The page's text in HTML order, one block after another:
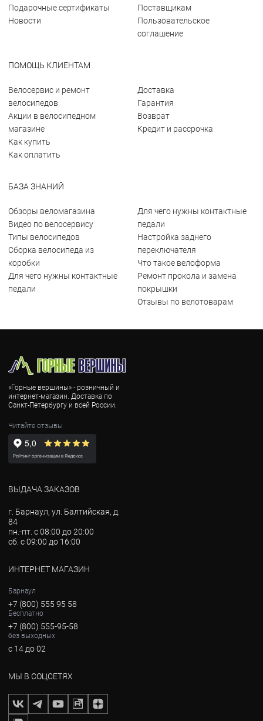
Подарочные сертификаты
Новости
Поставщикам
Пользовательское
соглашение
ПОМОЩЬ КЛИЕНТАМ
Велосервис и ремонт
велосипедов
Акции в велосипедном
магазине
Как купить
Как оплатить
Доставка
Гарантия
Возврат
Кредит и рассрочка
БАЗА ЗНАНИЙ
Обзоры веломагазина
Видео по велосервису
Типы велосипедов
Сборка велосипеда из
коробки
Для чего нужны контактные
педали
Для чего нужны контактные
педали
Настройка заднего
переключателя
Что такое велоформа
Ремонт прокола и замена
покрышки
Отзывы по велотоварам
«Горные вершины» - розничный и
интернет-магазин. Доставка по
Санкт-Петербургу и всей России.
Читайте отзывы
ВЫДАЧА ЗАКАЗОВ
г. Барнаул, ул. Балтийская, д.
84
пн.-пт. с 08:00 до 20:00
сб. с 09:00 до 16:00
ИНТЕРНЕТ МАГАЗИН
Барнаул
+7 (800) 555 95 58
Бесплатно
+7 (800) 555-95-58
без выходных
с 14 до 02
МЫ В СОЦСЕТЯХ